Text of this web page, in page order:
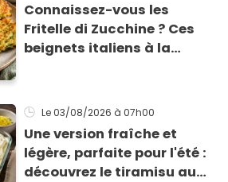
Connaissez-vous les
Fritelle di Zucchine ? Ces
beignets italiens à la
Le 03/08/2026 à 07h00
Une version fraîche et
légère, parfaite pour l'été :
découvrez le tiramisu au